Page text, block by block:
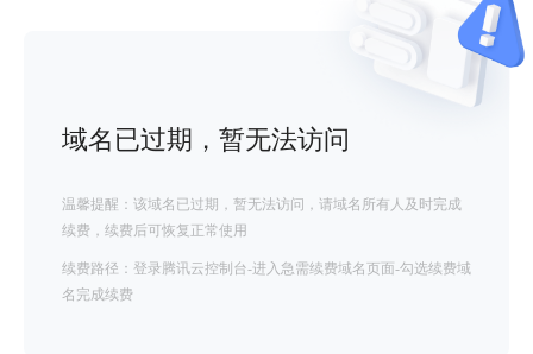
域名已过期，暂无法访问
温馨提醒：该域名已过期，暂无法访问，请域名所有人及时完成
续费，续费后可恢复正常使用
续费路径：登录腾讯云控制台-进入急需续费域名页面-勾选续费域
名完成续费